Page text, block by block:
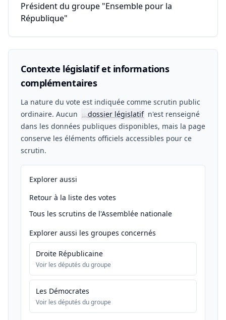
Président du groupe "Ensemble pour la
République"
Contexte législatif et informations
complémentaires
La nature du vote est indiquée comme scrutin public
ordinaire. Aucun
📖dossier législatif n'est renseigné
dans les données publiques disponibles, mais la page
conserve les éléments officiels accessibles pour ce
scrutin.
Explorer aussi
Retour à la liste des votes
Tous les scrutins de l'Assemblée nationale
Explorer aussi les groupes concernés
Droite Républicaine
Voir les députés du groupe
Les Démocrates
Voir les députés du groupe